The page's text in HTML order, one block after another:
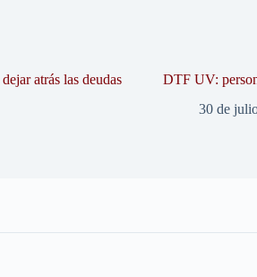
atrás las deudas
DTF UV:
30 de